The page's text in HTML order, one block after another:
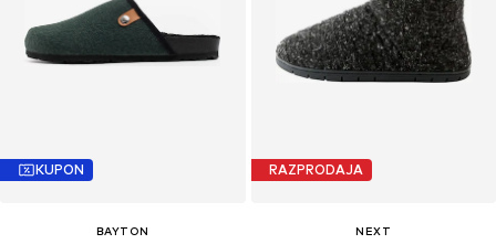
KUPON
BAYTON
RAZPRODAJA
NEXT